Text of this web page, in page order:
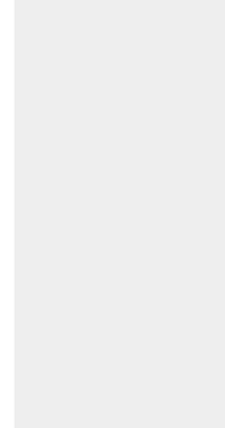
Prajurit Jadi